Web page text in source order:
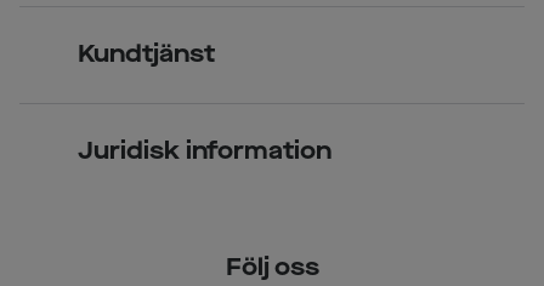
Kontaktlinser
Kundtjänst
Juridisk information
Följ oss